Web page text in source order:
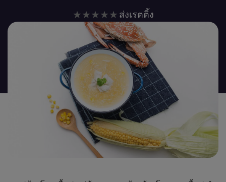
ไม่มี
การ
ให้
คะแนน
สำหรับ
recipe
นี้
ส่งเรตติ้ง